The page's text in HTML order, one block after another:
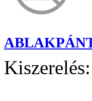
Kiszerelés: